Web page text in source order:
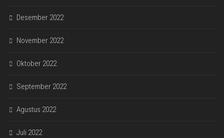
Desember 2022
November 2022
Oktober 2022
September 2022
Agustus 2022
Juli 2022